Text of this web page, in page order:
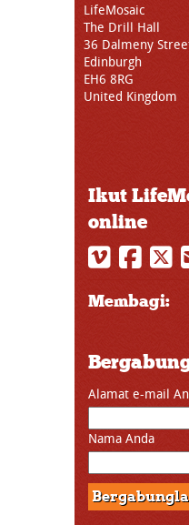
LifeMosaic
The Drill Hall
36 Dalmeny
Edinburgh
EH6 8RG
United Kingdom
Ikut
online
Membagi:
Alamat e-mail
Nama Anda